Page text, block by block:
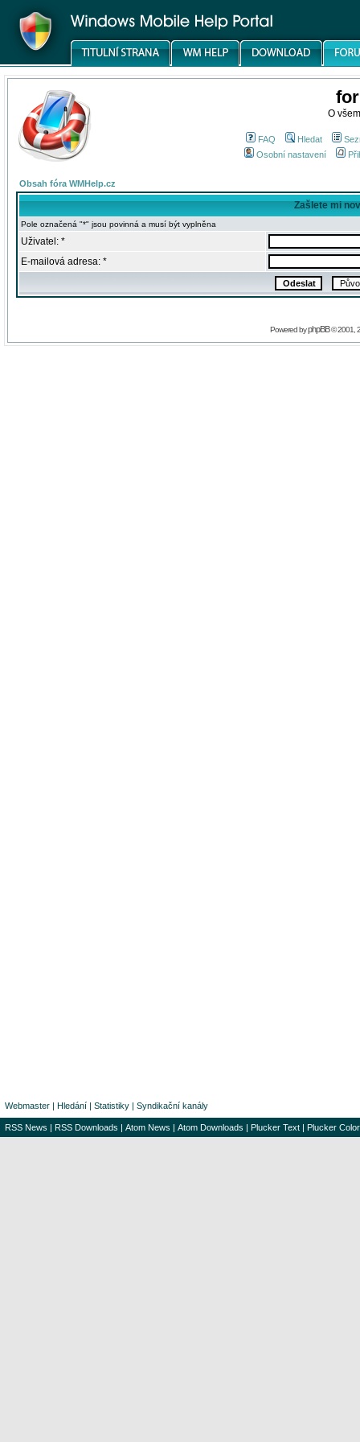
O
FAQ Hledat
Osobní nastavení
Obsah fóra WMHelp.cz
Zašlete mi
Pole označená "*" jsou povinná a musí být vyplněna
Uživatel: *
E-mailová adresa: *
Powered byphpBB© 2001,
Webmaster | Hledání | Statistiky | Syndikační kanály
RSS News | RSS Downloads | Atom News | Atom Downloads | Plucker Text | Plucker Color